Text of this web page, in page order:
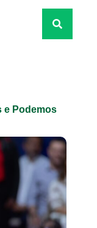
e Podemos